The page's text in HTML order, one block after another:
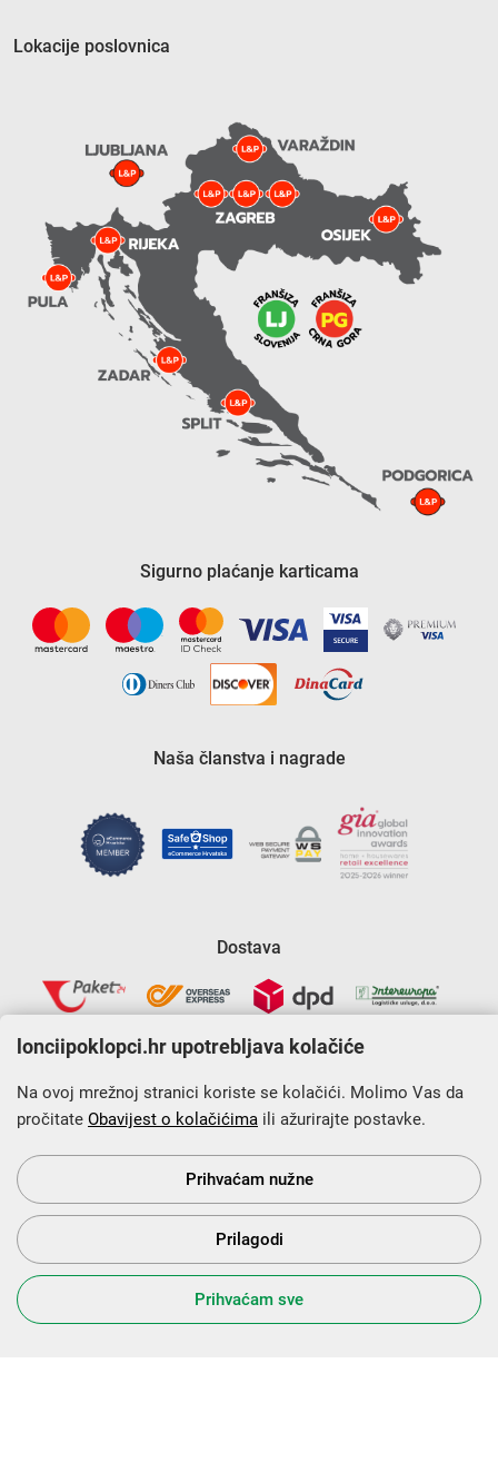
Lokacije poslovnica
Sigurno plaćanje karticama
Naša članstva i nagrade
Dostava
Krajnji primatelj financijskog instrumenta sufinanciranog iz
Europskog fonda za regionalni razvoj u sklopu Operativnog
programa „Konkurentnost i kohezija”.
s Vama od 2014. godine!
lonciipoklopci.hr upotrebljava kolačiće
Na ovoj mrežnoj stranici koriste se kolačići. Molimo Vas da
pročitate Obavijest o kolačićima ili ažurirajte postavke.
Prihvaćam nužne
Prilagodi
Prihvaćam sve